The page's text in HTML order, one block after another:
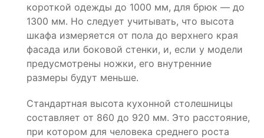
короткой одежды до 1000 мм, для брюк — до
1300 мм. Но следует учитывать, что высота
шкафа измеряется от пола до верхнего края
фасада или боковой стенки, и, если у модели
предусмотрены ножки, его внутренние
размеры будут меньше.
Стандартная высота кухонной столешницы
составляет от 860 до 920 мм. Это расстояние,
при котором для человека среднего роста